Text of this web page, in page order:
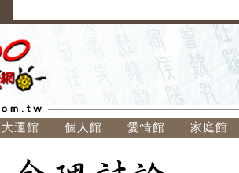
大運館 個人館 愛情館 家庭館